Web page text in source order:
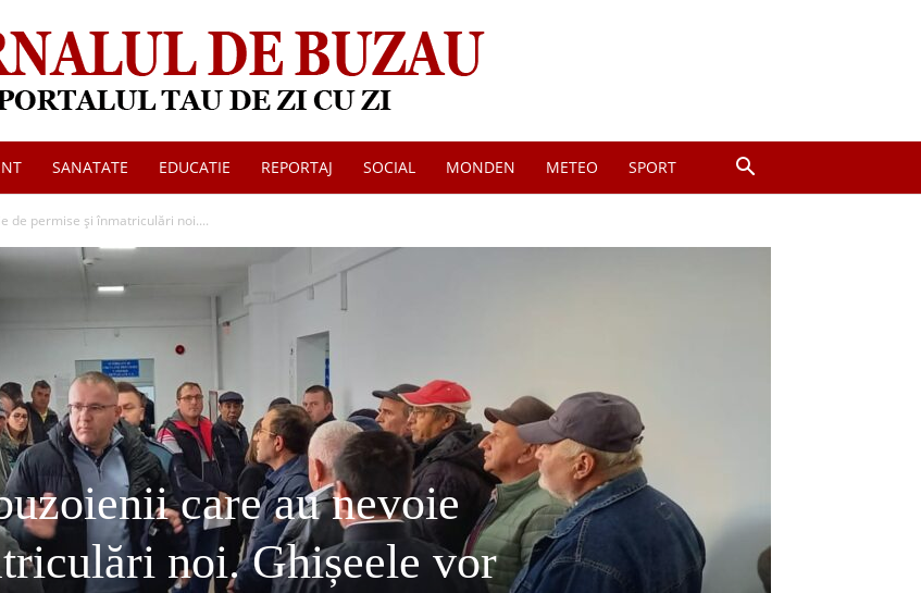
Jurnalul
Buzau
SANATATE EDUCATIE REPORTAJ SOCIAL MONDEN METEO SPORT
de permise și înmatriculări noi....
care au nevoie
noi. Ghișeele vor